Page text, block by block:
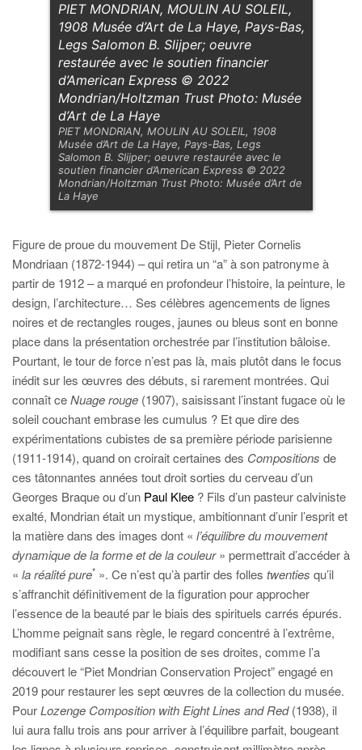
PIET MONDRIAN, MOULIN AU SOLEIL,
1908 Musée d’Art de La Haye, Pays-Bas,
Legs Salomon B. Slijper; oeuvre
restaurée avec le soutien financier
d’American Express © 2022
Mondrian/Holtzman Trust Photo: Musée
d’Art de La Haye
PIET MONDRIAN, MOULIN AU SOLEIL, 1908
Musée d’Art de La Haye, Pays-Bas, Legs
Salomon B. Slijper; oeuvre restaurée avec le
soutien financier d’American Express © 2022
Mondrian/Holtzman Trust Photo: Musée d’Art de
La Haye
Figure de proue du mouvement De Stijl, Pieter Cornelis
Mondriaan (1872-1944) – qui retira un “a” à son patronyme à
partir de 1912 – a marqué en profondeur l’histoire, la peinture, le
design, l’architecture… Ses célèbres agencements de lignes
noires et de rectangles rouges, jaunes ou bleus sont en bonne
place dans la présentation orchestrée par l’institution bâloise.
Pourtant, le tour de force n’est pas là, mais plutôt dans le focus
inédit sur les œuvres des débuts, si rarement montrées. Qui
connaît ceNuage rouge (1907), saisissant l’instant fugace où le
soleil couchant embrase les cumulus ? Et que dire des
expérimentations cubistes de sa première période parisienne
(1911-1914), quand on croirait certaines des Compositions de
ces tâtonnantes années tout droit sorties du cerveau d’un
Georges Braque ou d’un Paul Klee ? Fils d’un pasteur calviniste
exalté, Mondrian était un mystique, ambitionnant d’unir l’esprit et
la matière dans des images dont « l’équilibre du mouvement
dynamique de la forme et de la couleur» permettrait d’accéder à
« la réalité pure* ». Ce n’est qu’à partir des folles twenties qu’il
s’affranchit définitivement de la figuration pour approcher
l’essence de la beauté par le biais des spirituels carrés épurés.
L’homme peignait sans règle, le regard concentré à l’extrême,
modifiant sans cesse la position de ses droites, comme l’a
découvert le “Piet Mondrian Conservation Project” engagé en
2019 pour restaurer les sept œuvres de la collection du musée.
PourLozenge Composition with Eight Lines and Red(1938), il
lui aura fallu trois ans pour arriver à l’équilibre parfait, bougeant